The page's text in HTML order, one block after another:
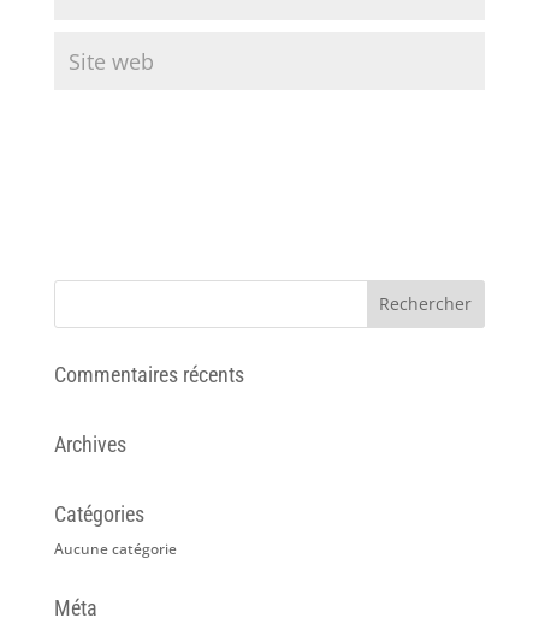
Commentaires récents
Archives
Catégories
Aucune catégorie
Méta